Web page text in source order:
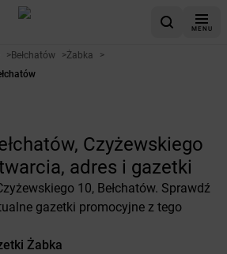
MENU
>Bełchatów >Żabka
>
Czyżewskiego
adres i gazetki
10, Bełchatów. Sprawdź
gazetki promocyjne z tego
Żabka